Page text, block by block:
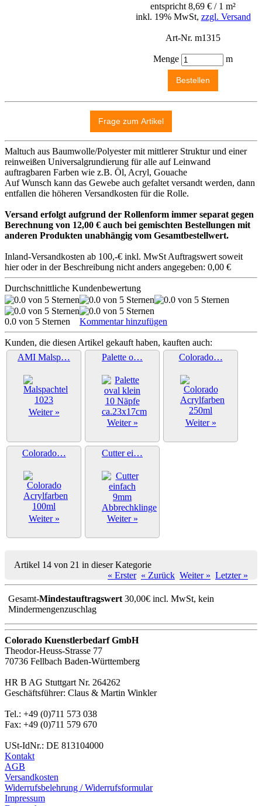
entspricht 8,69 € / 1 m²
inkl. 19% MwSt, zzgl. Versand
Art-Nr. m1315
Menge m
Maltuch aus Baumwolle/Polyester mit mittlerer Struktur und einer
reinweißen Universalgrundierung für alle auf Leinwand
auftragbaren Farben wie z.B. Öl, Acryl, Gouache
Auf Wunsch kann das Gewebe auch gefaltet versandt werden, dann
entfallen die höheren Versandkosten für die Rolle.
Versand erfolgt aufgrund der Rollenform immer separat gegen
Berechnung von 12,00 € auch bei gemischten Bestellungen mit
anderen Produkten unabhängig vom Gesamtbestellwert.
Inland-Versandkosten ab 100,-€ inkl. MwSt Auftragswert soweit
hier oder in der Beschreibung nicht anders angegeben: 0,00 €
Durchschnittliche Kundenbewertung
0.0 von 5 Sternen Kommentar hinzufügen
Kunden, die diesen Artikel gekauft haben, kauften auch:
AMI Malsp…
Weiter »
Palette o…
Weiter »
Colorado…
Weiter »
Colorado…
Weiter »
Cutter ei…
Weiter »
Artikel 14 von 21 in dieser Kategorie
« Erster « Zurück Weiter » Letzter »
Gesamt-Mindestauftragswert30,00€ incl. MwSt, kein
Mindermengenzuschlag
Colorado Kuenstlerbedarf GmbH
Theodor-Heuss-Strasse 77
70736 Fellbach Baden-Württemberg
HR B AG Stuttgart Nr. 264262
Geschäftsführer: Claus & Martin Winkler
Tel.: +49 (0)711 573 038
Fax: +49 (0)711 579 670
USt-IdNr.: DE 813104000
Kontakt
AGB
Versandkosten
Widerrufsbelehrung / Widerrufsformular
Impressum